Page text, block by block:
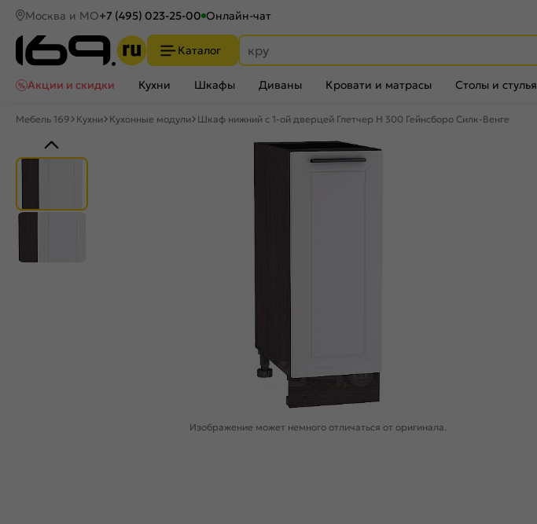
Москва и МО+7 (495) 023-25-00 Онлайн-чат
Каталог
Акции и скидки
Кухни Шкафы Диваны Кровати и матрасы Столы и стулья
Мебель 169 Кухни Кухонные модули Шкаф нижний с 1-ой дверцей Глетчер Н 300 Гейнсборо Силк-Венге
Изображение может немного отличаться от оригинала.